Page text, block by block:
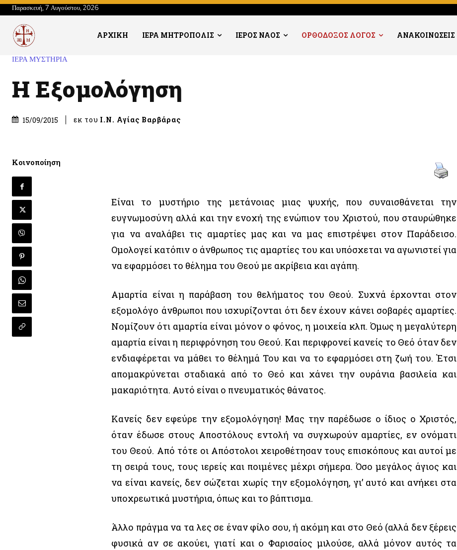
Παρασκευή, 7 Αυγούστου, 2026
ΑΡΧΙΚΗ ΙΕΡΑ ΜΗΤΡΟΠΟΛΙΣ ΙΕΡΟΣ ΝΑΟΣ ΟΡΘΟΔΟΞΟΣ ΛΟΓΟΣ ΑΝΑΚΟΙΝΩΣΕΙΣ
ΙΕΡΑ ΜΥΣΤΗΡΙΑ
Η Εξομολόγηση
15/09/2015 εκ του Ι.Ν. Αγίας Βαρβάρας
Κοινοποίηση
Είναι το μυστήριο της μετάνοιας μιας ψυχής, που συναισθάνεται την
ευγνωμοσύνη αλλά και την ενοχή της ενώπιον του Χριστού, που σταυρώθηκε
για να αναλάβει τις αμαρτίες μας και να μας επιστρέψει στον Παράδεισο.
Ομολογεί κατόπιν ο άνθρωπος τις αμαρτίες του και υπόσχεται να αγωνιστεί για
να εφαρμόσει το θέλημα του Θεού με ακρίβεια και αγάπη.
Αμαρτία είναι η παράβαση του θελήματος του Θεού. Συχνά έρχονται στον
εξομολόγο άνθρωποι που ισχυρίζονται ότι δεν έχουν κάνει σοβαρές αμαρτίες.
Νομίζουν ότι αμαρτία είναι μόνον ο φόνος, η μοιχεία κλπ. Όμως η μεγαλύτερη
αμαρτία είναι η περιφρόνηση του Θεού. Και περιφρονεί κανείς το Θεό όταν δεν
ενδιαφέρεται να μάθει το θέλημά Του και να το εφαρμόσει στη ζωή του. Έτσι
απομακρύνεται σταδιακά από το Θεό και χάνει την ουράνια βασιλεία και
μακαριότητα. Αυτό είναι ο πνευματικός θάνατος.
Κανείς δεν εφεύρε την εξομολόγηση! Μας την παρέδωσε ο ίδιος ο Χριστός,
όταν έδωσε στους Αποστόλους εντολή να συγχωρούν αμαρτίες, εν ονόματι
του Θεού. Από τότε οι Απόστολοι χειροθέτησαν τους επισκόπους και αυτοί με
τη σειρά τους, τους ιερείς και ποιμένες μέχρι σήμερα. Όσο μεγάλος άγιος και
να είναι κανείς, δεν σώζεται χωρίς την εξομολόγηση, γι’ αυτό και ανήκει στα
υποχρεωτικά μυστήρια, όπως και το βάπτισμα.
Άλλο πράγμα να τα λες σε έναν φίλο σου, ή ακόμη και στο Θεό (αλλά δεν ξέρεις
φυσικά αν σε ακούει, γιατί και ο Φαρισαίος μιλούσε, αλλά μόνον αυτός τα